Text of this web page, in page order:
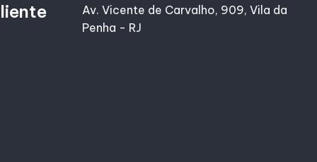
Av. Vicente de Carvalho, 909, Vila da
Penha - RJ